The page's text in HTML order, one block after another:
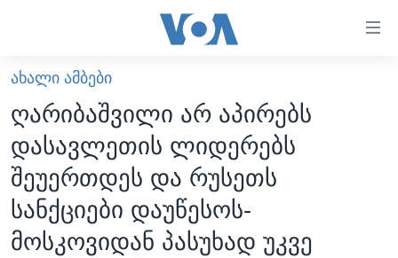
ხელმისაწვდომობისთვის
გადადით
მთავარზე
გადადით
მთავარ
ნავიგაციაზე
გადადით
ძიებაზე
ᲐᲮᲐᲚᲘ ᲐᲛᲑᲔᲑᲘ
ᲡᲐᲥᲐᲠᲗᲕᲔᲚᲝ
ᲐᲨᲨ
ᲐᲨᲨ-ᲘᲡ ᲐᲠᲩᲔᲕᲜᲔᲑᲘ 2024
ᲛᲡᲝᲤᲚᲘᲝ
ᲐᲮᲐᲚᲘ ᲐᲛᲑᲔᲑᲘ
ღარიბაშვილი არ აპირებს
დასავლეთის ლიდერებს
შეუერთდეს და რუსეთს
სანქციები დაუწესოს-
მოსკოვიდან პასუხად უკვე